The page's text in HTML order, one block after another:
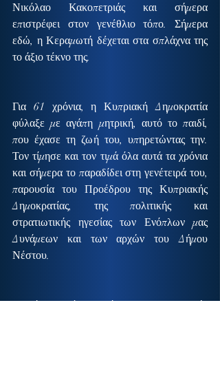
Νικόλαο Κακοπετριάς και σήμερα
επιστρέφει στον γενέθλιο τόπο. Σήμερα
εδώ, η Κεραμωτή δέχεται στα σπλάχνα της
το άξιο τέκνο της.
Για 61 χρόνια, η Κυπριακή Δημοκρατία
φύλαξε με αγάπη μητρική, αυτό το παιδί,
που έχασε τη ζωή του, υπηρετώντας την.
Τον τίμησε και τον τιμά όλα αυτά τα χρόνια
και σήμερα το παραδίδει στη γενέτειρά του,
παρουσία του Προέδρου της Κυπριακής
Δημοκρατίας, της πολιτικής και
στρατιωτικής ηγεσίας των Ενόπλων μας
Δυνάμεων και των αρχών του Δήμου
Νέστου.
Εξοχότατε, κύριε Πρόεδρε της Κυπριακής